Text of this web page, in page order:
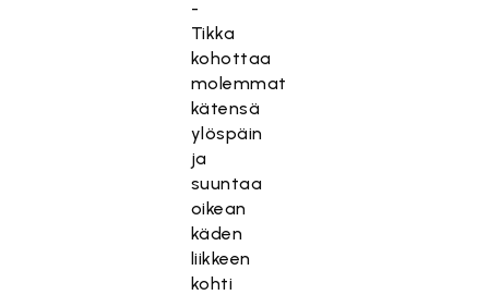
-
Tikka
kohottaa
molemmat
kätensä
ylöspäin
ja
suuntaa
oikean
käden
liikkeen
kohti